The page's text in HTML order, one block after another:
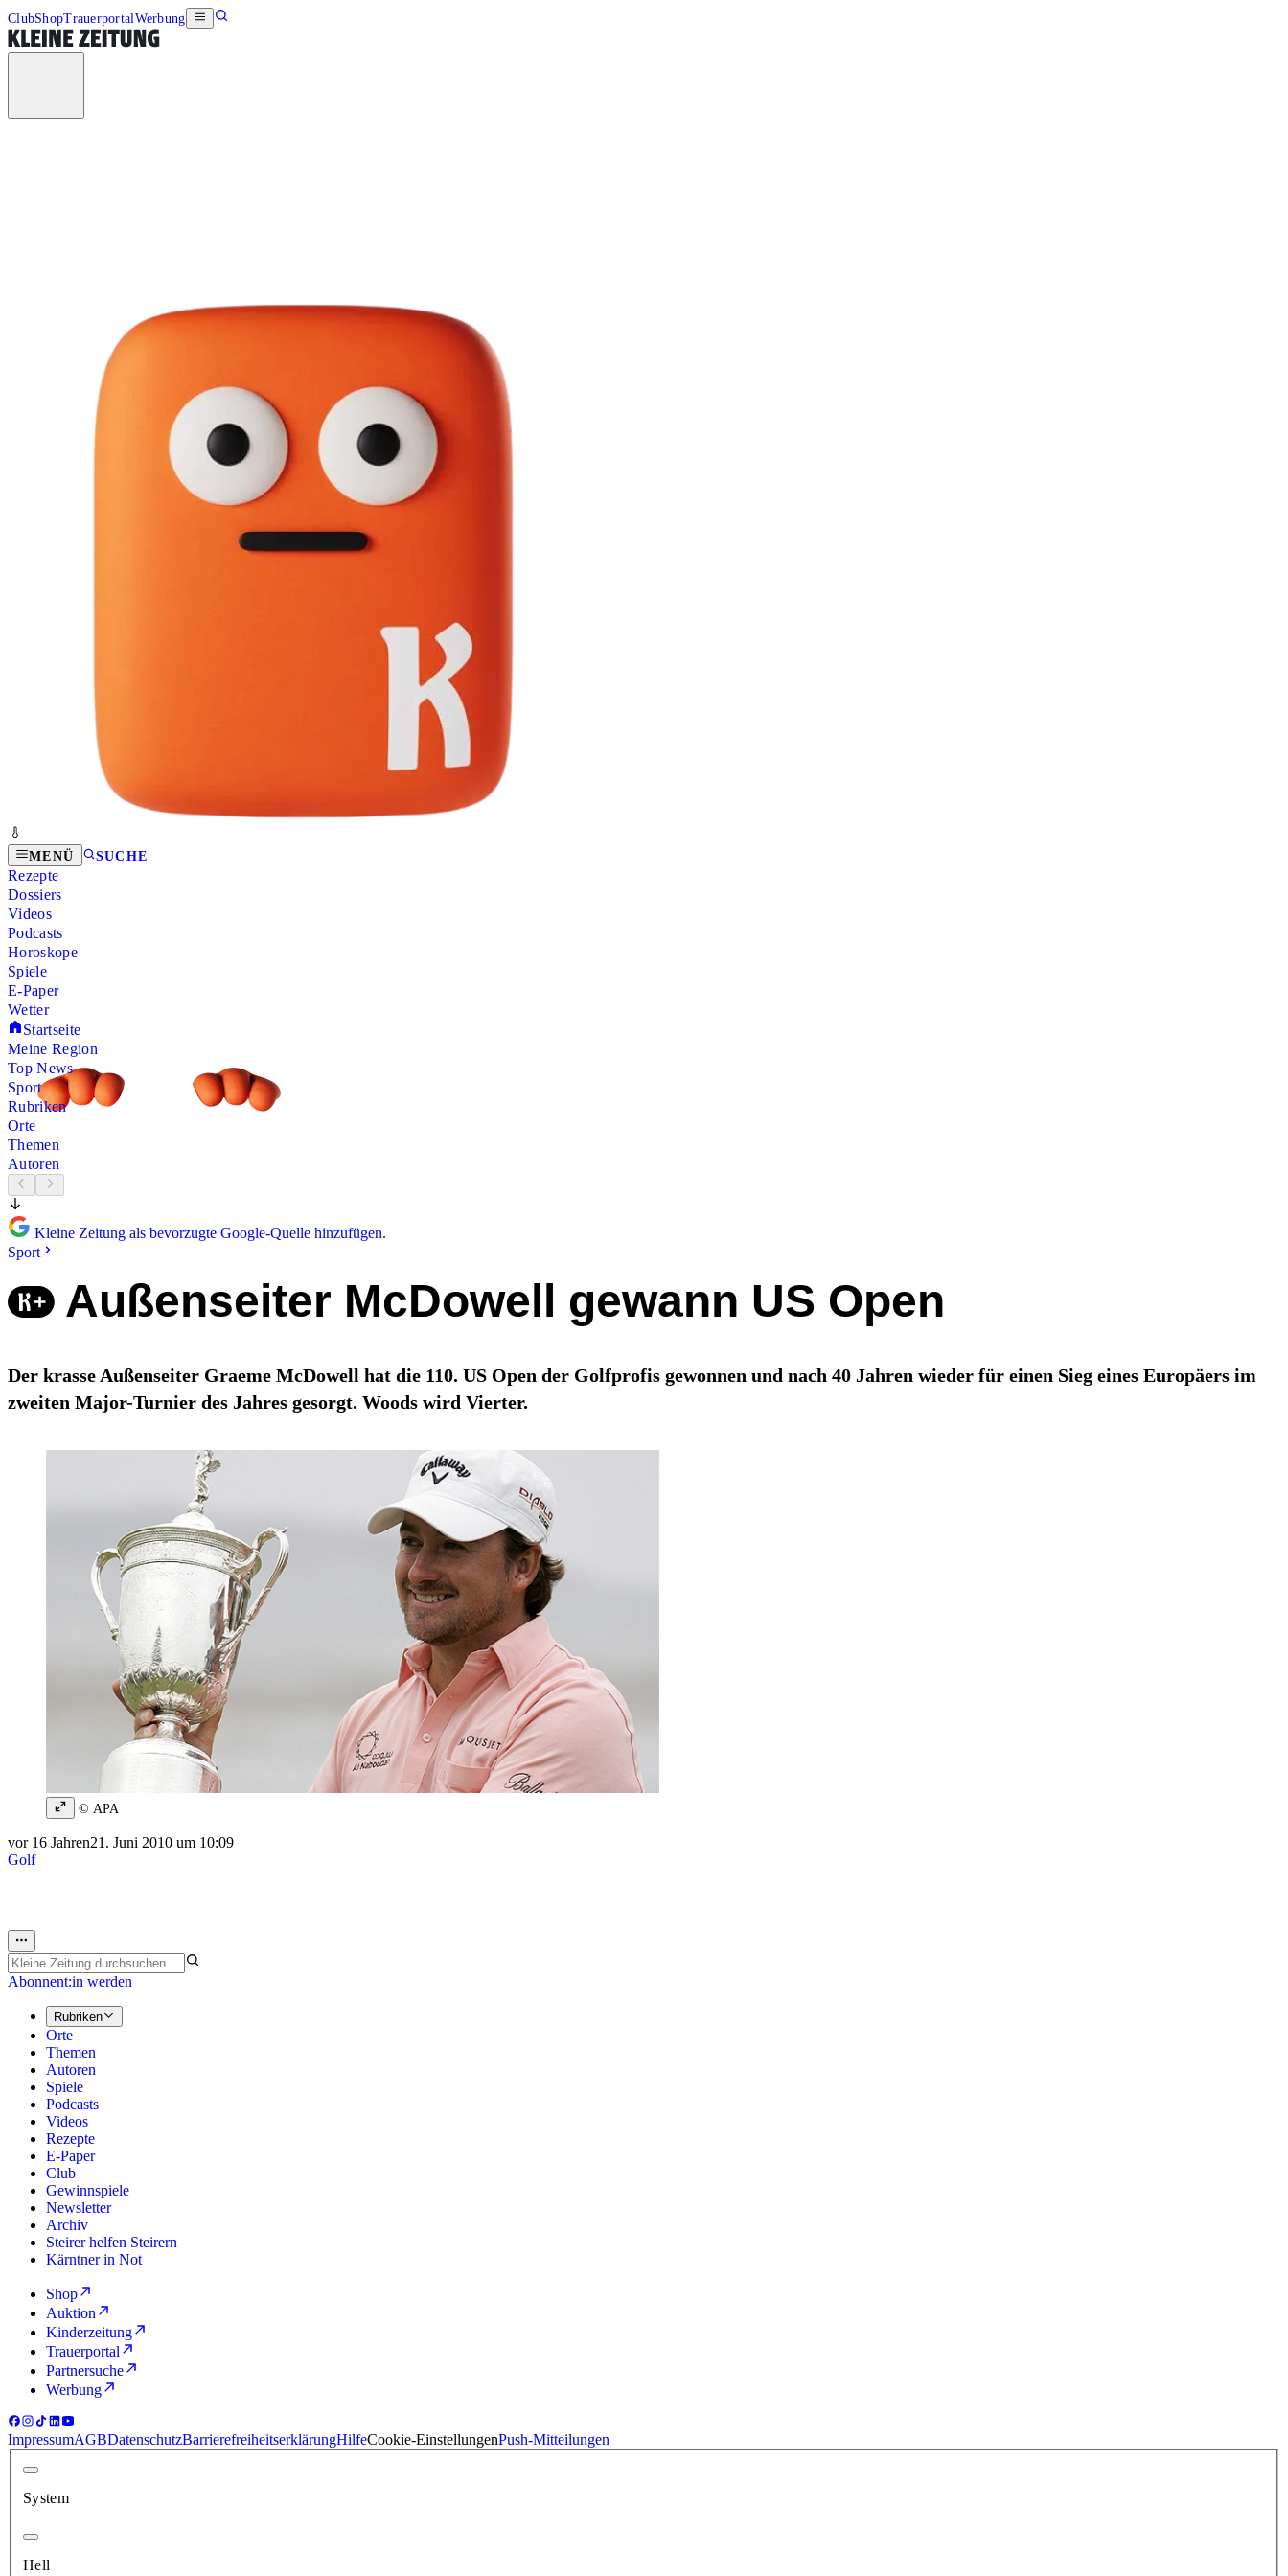
ClubShopTrauerportalWerbung
MENÜ SUCHE
Rezepte
Dossiers
Videos
Podcasts
Horoskope
Spiele
E-Paper
Wetter
Startseite
Meine Region
Top News
Sport
Rubriken
Orte
Themen
Autoren
Kleine Zeitung als bevorzugte Google-Quelle hinzufügen.
Sport
Außenseiter McDowell gewann US Open
Der krasse Außenseiter Graeme McDowell hat die 110. US Open der Golfprofis gewonnen und nach 40 Jahren wieder für einen Sieg eines Europäers im
zweiten Major-Turnier des Jahres gesorgt. Woods wird Vierter.
© APA
vor 16 Jahren21. Juni 2010 um 10:09
Golf
Abonnent:in werden
Rubriken
Orte
Themen
Autoren
Spiele
Podcasts
Videos
Rezepte
E-Paper
Club
Gewinnspiele
Newsletter
Archiv
Steirer helfen Steirern
Kärntner in Not
Shop
Auktion
Kinderzeitung
Trauerportal
Partnersuche
Werbung
ImpressumAGBDatenschutzBarrierefreiheitserklärungHilfeCookie-EinstellungenPush-Mitteilungen
System
Hell